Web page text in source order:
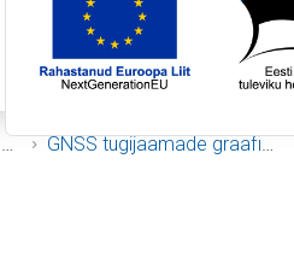
GNSS tugijaamade graafikud